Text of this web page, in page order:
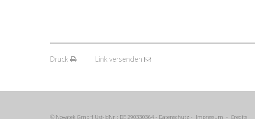
Druck Link versenden
© Novatek GmbH Ust-IdNr.: DE 290330364 - Datenschutz - Impressum - Credits